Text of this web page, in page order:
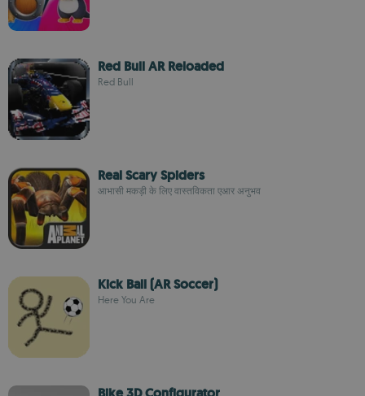
Red Bull AR Reloaded
Red Bull
Real Scary Spiders
आभासी मकड़ी के लिए वास्तविकता एआर अनुभव
Kick Ball (AR Soccer)
Here You Are